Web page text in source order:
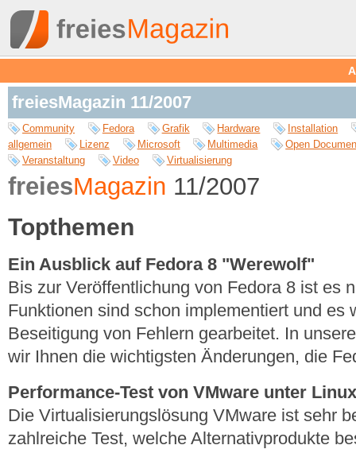
freiesMagazin 11/2007
Community Fedora Grafik Hardware
Installation
allgemein
Lizenz Microsoft Multimedia
Open
Veranstaltung
Video Virtualisierung
freiesMagazin 11/2007
Topthemen
Ein Ausblick auf Fedora 8 "Werewolf"
Bis zur Veröffentlichung von Fedora 8 ist es
Funktionen sind schon implementiert und es
Beseitigung von Fehlern gearbeitet. In
wir Ihnen die wichtigsten Änderungen, die
Performance-Test von VMware unter
Die Virtualisierungslösung VMware ist sehr
zahlreiche Test, welche Alternativprodukte